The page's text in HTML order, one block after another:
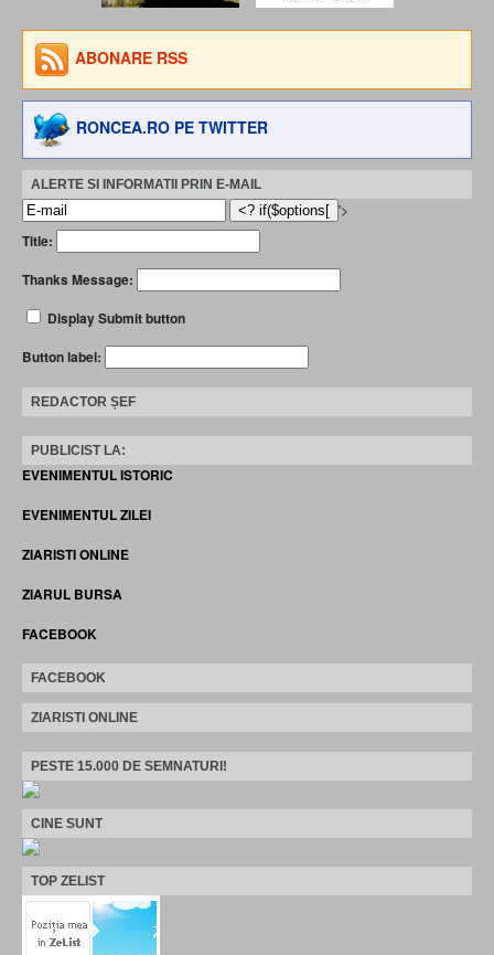
ABONARE RSS
RONCEA.RO PE TWITTER
ALERTE SI INFORMATII PRIN E-MAIL
'>
Title:
Thanks Message:
Display Submit button
Button label:
REDACTOR ȘEF
PUBLICIST LA:
EVENIMENTUL ISTORIC
EVENIMENTUL ZILEI
ZIARISTI ONLINE
ZIARUL BURSA
FACEBOOK
FACEBOOK
ZIARISTI ONLINE
PESTE 15.000 DE SEMNATURI!
CINE SUNT
TOP ZELIST